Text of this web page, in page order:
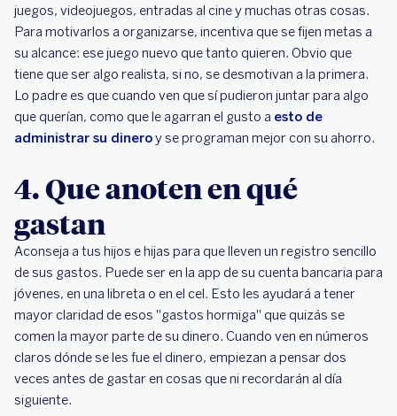
juegos, videojuegos, entradas al cine y muchas otras cosas.
Para motivarlos a organizarse, incentiva que se fijen metas a
su alcance: ese juego nuevo que tanto quieren. Obvio que
tiene que ser algo realista, si no, se desmotivan a la primera.
Lo padre es que cuando ven que sí pudieron juntar para algo
que querían, como que le agarran el gusto a esto de
administrar su dineroy se programan mejor con su ahorro.
4. Que anoten en qué
gastan
Aconseja a tus hijos e hijas para que lleven un registro sencillo
de sus gastos. Puede ser en la app de su cuenta bancaria para
jóvenes, en una libreta o en el cel. Esto les ayudará a tener
mayor claridad de esos "gastos hormiga" que quizás se
comen la mayor parte de su dinero. Cuando ven en números
claros dónde se les fue el dinero, empiezan a pensar dos
veces antes de gastar en cosas que ni recordarán al día
siguiente.